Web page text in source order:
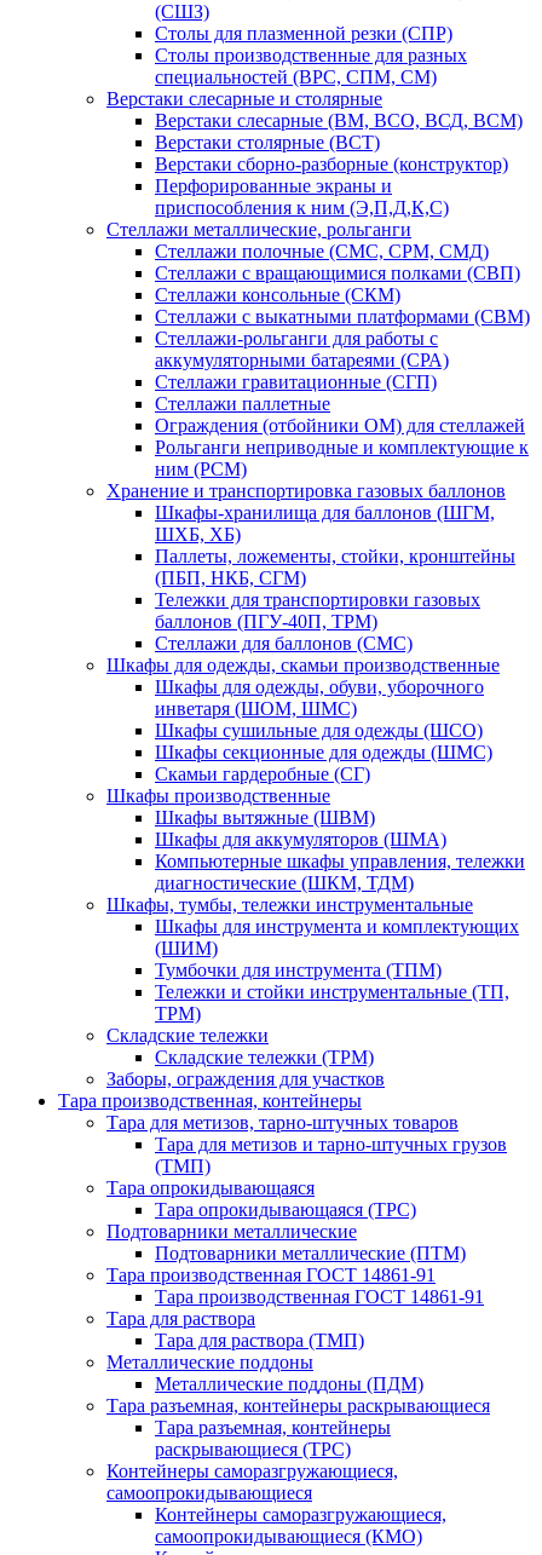
(СШЗ)
Столы для плазменной резки (СПР)
Столы производственные для разных
специальностей (ВРС, СПМ, СМ)
Верстаки слесарные и столярные
Верстаки слесарные (ВМ, ВСО, ВСД, ВСМ)
Верстаки столярные (ВСТ)
Верстаки сборно-разборные (конструктор)
Перфорированные экраны и
приспособления к ним (Э,П,Д,К,С)
Стеллажи металлические, рольганги
Стеллажи полочные (СМС, СРМ, СМД)
Стеллажи с вращающимися полками (СВП)
Стеллажи консольные (СКМ)
Стеллажи с выкатными платформами (СВМ)
Стеллажи-рольганги для работы с
аккумуляторными батареями (СРА)
Стеллажи гравитационные (СГП)
Стеллажи паллетные
Ограждения (отбойники ОМ) для стеллажей
Рольганги неприводные и комплектующие к
ним (РСМ)
Хранение и транспортировка газовых баллонов
Шкафы-хранилища для баллонов (ШГМ,
ШХБ, ХБ)
Паллеты, ложементы, стойки, кронштейны
(ПБП, НКБ, СГМ)
Тележки для транспортировки газовых
баллонов (ПГУ-40П, ТРМ)
Стеллажи для баллонов (СМС)
Шкафы для одежды, скамьи производственные
Шкафы для одежды, обуви, уборочного
инветаря (ШОМ, ШМС)
Шкафы сушильные для одежды (ШСО)
Шкафы секционные для одежды (ШМС)
Скамьи гардеробные (СГ)
Шкафы производственные
Шкафы вытяжные (ШВМ)
Шкафы для аккумуляторов (ШМА)
Компьютерные шкафы управления, тележки
диагностические (ШКМ, ТДМ)
Шкафы, тумбы, тележки инструментальные
Шкафы для инструмента и комплектующих
(ШИМ)
Тумбочки для инструмента (ТПМ)
Тележки и стойки инструментальные (ТП,
ТРМ)
Складские тележки
Складские тележки (ТРМ)
Заборы, ограждения для участков
Тара производственная, контейнеры
Тара для метизов, тарно-штучных товаров
Тара для метизов и тарно-штучных грузов
(ТМП)
Тара опрокидывающаяся
Тара опрокидывающаяся (ТРС)
Подтоварники металлические
Подтоварники металлические (ПТМ)
Тара производственная ГОСТ 14861-91
Тара производственная ГОСТ 14861-91
Тара для раствора
Тара для раствора (ТМП)
Металлические поддоны
Металлические поддоны (ПДМ)
Тара разъемная, контейнеры раскрывающиеся
Тара разъемная, контейнеры
раскрывающиеся (ТРС)
Контейнеры саморазгружающиеся,
самоопрокидывающиеся
Контейнеры саморазгружающиеся,
самоопрокидывающиеся (КМО)